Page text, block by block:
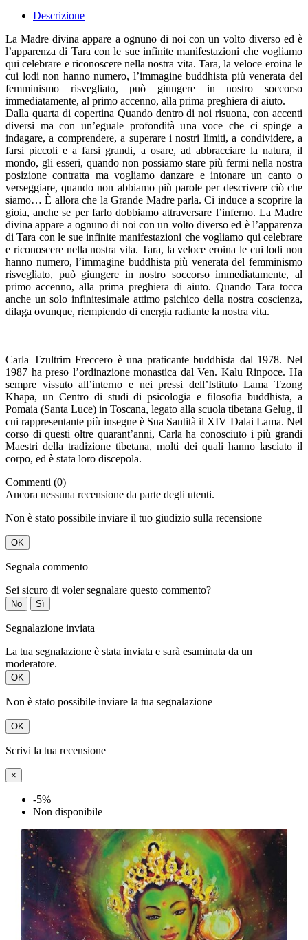
Descrizione
La Madre divina appare a ognuno di noi con un volto diverso ed è
l’apparenza di Tara con le sue infinite manifestazioni che vogliamo
qui celebrare e riconoscere nella nostra vita. Tara, la veloce eroina le
cui lodi non hanno numero, l’immagine buddhista più venerata del
femminismo risvegliato, può giungere in nostro soccorso
immediatamente, al primo accenno, alla prima preghiera di aiuto.
Dalla quarta di copertina Quando dentro di noi risuona, con accenti
diversi ma con un’eguale profondità una voce che ci spinge a
indagare, a comprendere, a superare i nostri limiti, a condividere, a
farsi piccoli e a farsi grandi, a osare, ad abbracciare la natura, il
mondo, gli esseri, quando non possiamo stare più fermi nella nostra
posizione contratta ma vogliamo danzare e intonare un canto o
verseggiare, quando non abbiamo più parole per descrivere ciò che
siamo… È allora che la Grande Madre parla. Ci induce a scoprire la
gioia, anche se per farlo dobbiamo attraversare l’inferno. La Madre
divina appare a ognuno di noi con un volto diverso ed è l’apparenza
di Tara con le sue infinite manifestazioni che vogliamo qui celebrare
e riconoscere nella nostra vita. Tara, la veloce eroina le cui lodi non
hanno numero, l’immagine buddhista più venerata del femminismo
risvegliato, può giungere in nostro soccorso immediatamente, al
primo accenno, alla prima preghiera di aiuto. Quando Tara tocca
anche un solo infinitesimale attimo psichico della nostra coscienza,
dilaga ovunque, riempiendo di energia radiante la nostra vita.
Carla Tzultrim Freccero è una praticante buddhista dal 1978. Nel
1987 ha preso l’ordinazione monastica dal Ven. Kalu Rinpoce. Ha
sempre vissuto all’interno e nei pressi dell’Istituto Lama Tzong
Khapa, un Centro di studi di psicologia e filosofia buddhista, a
Pomaia (Santa Luce) in Toscana, legato alla scuola tibetana Gelug, il
cui rappresentante più insegne è Sua Santità il XIV Dalai Lama. Nel
corso di questi oltre quarant’anni, Carla ha conosciuto i più grandi
Maestri della tradizione tibetana, molti dei quali hanno lasciato il
corpo, ed è stata loro discepola.
Commenti (0)
Ancora nessuna recensione da parte degli utenti.
Non è stato possibile inviare il tuo giudizio sulla recensione
OK
Segnala commento
Sei sicuro di voler segnalare questo commento?
No Sì
Segnalazione inviata
La tua segnalazione è stata inviata e sarà esaminata da un
moderatore.
OK
Non è stato possibile inviare la tua segnalazione
OK
Scrivi la tua recensione
×
-5%
Non disponibile